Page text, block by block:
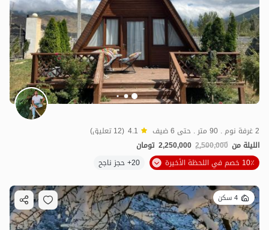
2 غرفة نوم . 90 متر . حتى 6 ضيف 4.1 (12 تعليق)
الليلة من 2,500,000
2,250,000 تومان
10٪ خصم في اللحظة الأخيرة
20+ حجز ناجح
4 سكن